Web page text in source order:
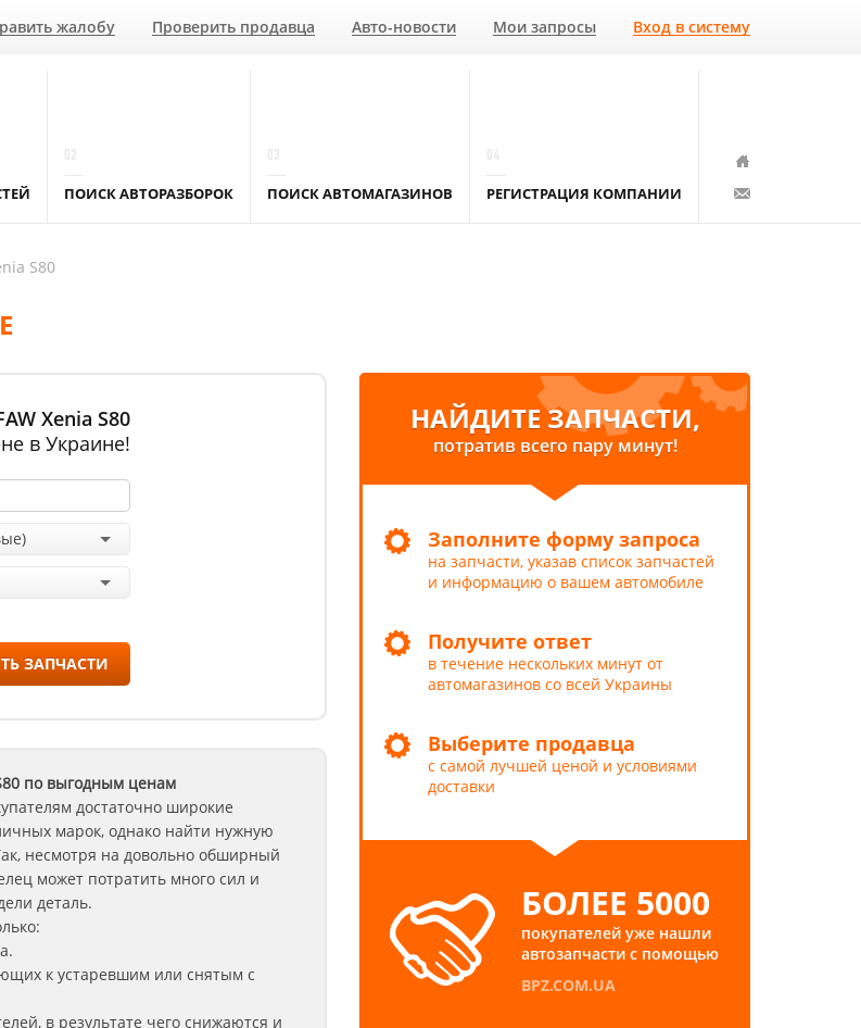
жалобу Проверить продавца Авто-новости Мои запросы Вход в систему
ПОИСК АВТОРАЗБОРОК ПОИСК АВТОМАГАЗИНОВ РЕГИСТРАЦИЯ КОМПАНИИ
S80
Xenia S80
в Украине!
ЗАПЧАСТИ
по выгодным ценам
достаточно широкие
марок, однако найти нужную
несмотря на довольно обширный
может потратить много сил и
деталь.
к устаревшим или снятым с
в результате чего снижаются и
НАЙДИТЕ ЗАПЧАСТИ,
потратив всего пару минут!
Заполните форму запроса
на запчасти, указав список запчастей
и информацию о вашем автомобиле
Получите ответ
в течение нескольких минут от
автомагазинов со всей Украины
Выберите продавца
с самой лучшей ценой и условиями
доставки
БОЛЕЕ 5000
покупателей уже нашли
автозапчасти с помощью
BPZ.COM.UA